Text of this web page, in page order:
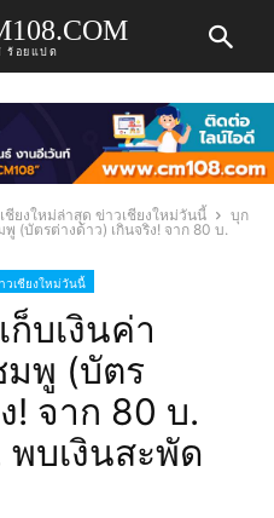
ร้อยแปด
ชียงใหม่ล่าสุด ข่าวเชียงใหม่วันนี้
บุก
(บัตรต่างด้าว) เกินจริง! จาก 80 บ.
วเชียงใหม่วันนี้
บเงินค่า
มพู (บัตร
! จาก 80 บ.
พบเงินสะพัด